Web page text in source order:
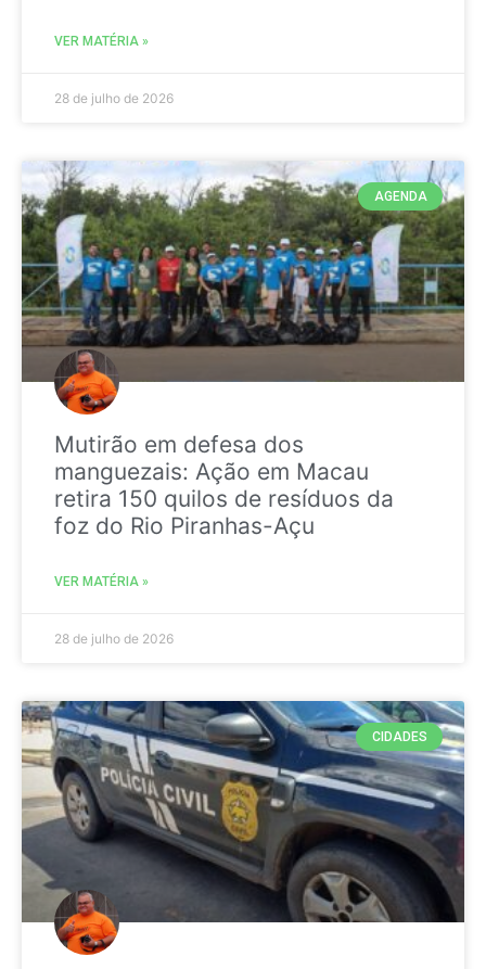
VER MATÉRIA »
28 de julho de 2026
AGENDA
Mutirão em defesa dos
manguezais: Ação em Macau
retira 150 quilos de resíduos da
foz do Rio Piranhas-Açu
VER MATÉRIA »
28 de julho de 2026
CIDADES